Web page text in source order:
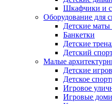
Шкафчики и
Оборудование для
Детские
Банкетки
Детские
Детский
Малые
Детские
Детское
Игровое
Игровые